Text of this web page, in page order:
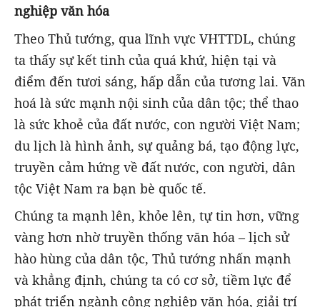
nghiệp văn hóa
Theo Thủ tướng, qua lĩnh vực VHTTDL, chúng
ta thấy sự kết tinh của quá khứ, hiện tại và
điểm đến tươi sáng, hấp dẫn của tương lai. Văn
hoá là sức mạnh nội sinh của dân tộc; thể thao
là sức khoẻ của đất nước, con người Việt Nam;
du lịch là hình ảnh, sự quảng bá, tạo động lực,
truyền cảm hứng về đất nước, con người, dân
tộc Việt Nam ra bạn bè quốc tế.
Chúng ta mạnh lên, khỏe lên, tự tin hơn, vững
vàng hơn nhờ truyền thống văn hóa – lịch sử
hào hùng của dân tộc, Thủ tướng nhấn mạnh
và khẳng định, chúng ta có cơ sở, tiềm lực để
phát triển ngành công nghiệp văn hóa, giải trí